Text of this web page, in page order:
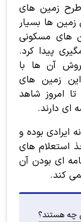
زمین های
زمین ها بسیار
های مسکونی
پیدا کرد.
آن ها با
این زمین های
امروز شاهد
ای دارند.
ایرادی بوده و
استعلام های
ای بودن آن
کند.
چه هستند؟